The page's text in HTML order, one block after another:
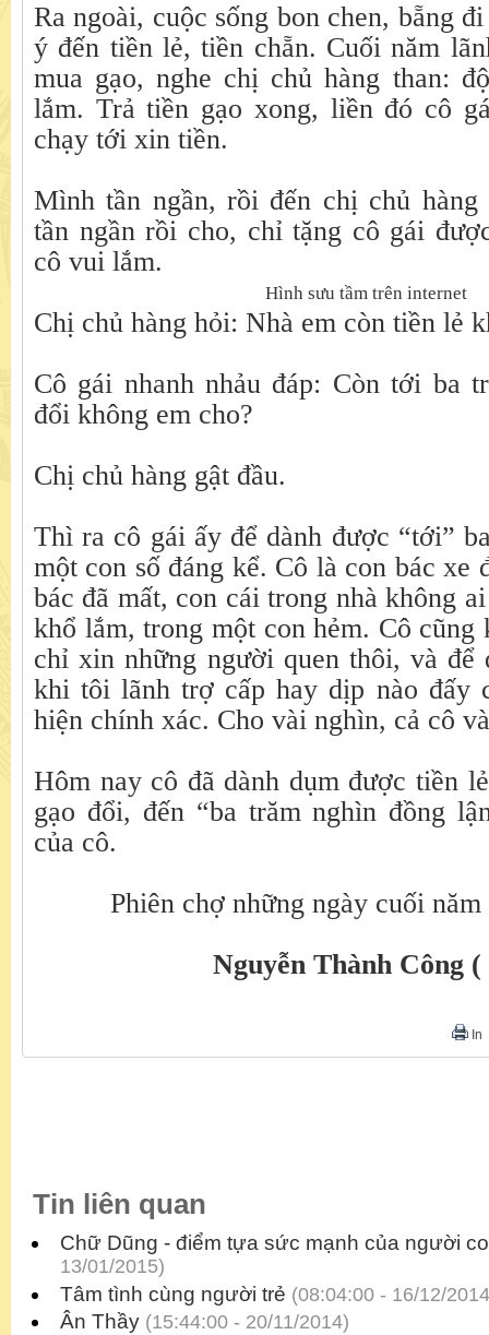
Ra ngoài, cuộc sống bon chen, bẵng
ý đến tiền lẻ, tiền chẵn. Cuối năm
mua gạo, nghe chị chủ hàng than:
lắm. Trả tiền gạo xong, liền đó cô
chạy tới xin tiền.
Mình tần ngần, rồi đến chị chủ
tần ngần rồi cho, chỉ tặng cô gái
cô vui lắm.
Hình sưu tầm trên internet
Chị chủ hàng hỏi: Nhà em còn tiền lẻ
Cô gái nhanh nhảu đáp: Còn tới ba
đổi không em cho?
Chị chủ hàng gật đầu.
Thì ra cô gái ấy để dành được “tới”
một con số đáng kể. Cô là con bác xe
bác đã mất, con cái trong nhà không
khổ lắm, trong một con hẻm. Cô cũng
chỉ xin những người quen thôi, và để
khi tôi lãnh trợ cấp hay dịp nào đấy
hiện chính xác. Cho vài nghìn, cả cô
Hôm nay cô đã dành dụm được tiền
gạo đổi, đến “ba trăm nghìn đồng
của cô.
Phiên chợ những ngày cuối
Nguyễn Thành Công
In
Tin liên quan
Chữ Dũng - điểm tựa sức mạnh của người
13/01/2015)
Tâm tình cùng người trẻ (08:04:00 - 16/12/
Ân Thầy (15:44:00 - 20/11/2014)